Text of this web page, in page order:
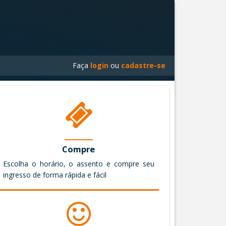
Faça login ou cadastre-se
Compre
Escolha o horário, o assento e compre seu
ingresso de forma rápida e fácil